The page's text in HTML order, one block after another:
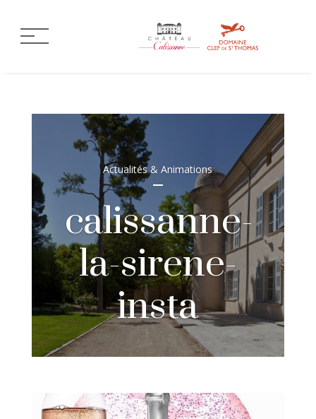
Actualités & Animations
calissanne-
la-sirene-
insta